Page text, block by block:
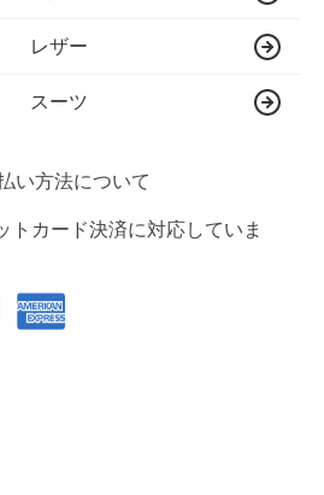
レザー
スーツ
い方法について
トカード決済に対応していま